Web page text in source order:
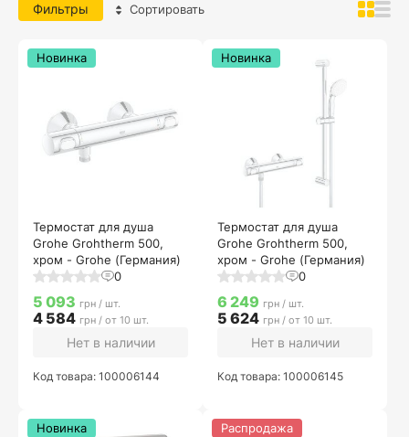
Фильтры Сортировать
Термостат для душа
Grohe Grohtherm 500,
хром - Grohe (Германия)
0
Новинка
5 093 грн / шт.
4 584 грн / от 10 шт.
Нет в наличии
Код товара: 100006144
Термостат для душа
Grohe Grohtherm 500,
хром - Grohe (Германия)
0
Новинка
6 249 грн / шт.
5 624 грн / от 10 шт.
Нет в наличии
Код товара: 100006145
Новинка Распродажа